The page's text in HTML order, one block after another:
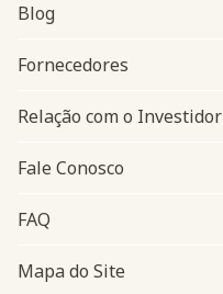
Navegação do rodapé
Blog
Fornecedores
Relação com o Investidor
Fale Conosco
FAQ
Mapa do Site